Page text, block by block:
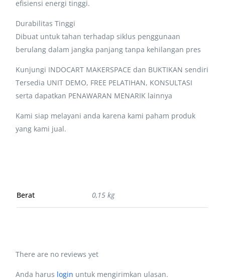
efisiensi energi tinggi.
Durabilitas Tinggi
Dibuat untuk tahan terhadap siklus penggunaan
berulang dalam jangka panjang tanpa kehilangan pres
Kunjungi INDOCART MAKERSPACE dan BUKTIKAN sendiri
Tersedia UNIT DEMO, FREE PELATIHAN, KONSULTASI
serta dapatkan PENAWARAN MENARIK lainnya
Kami siap melayani anda karena kami paham produk
yang kami jual.
Berat 0,15 kg
There are no reviews yet
Anda harus login untuk mengirimkan ulasan.